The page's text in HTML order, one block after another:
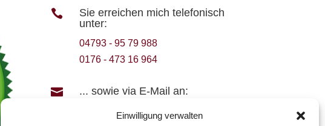
Einwilligung verwalten

Sie erreichen mich telefonisch
unter:
04793 - 95 79 988
0176 - 473 16 964
 ... sowie via E-Mail an:
hundeschule-axstedt@ewe.net